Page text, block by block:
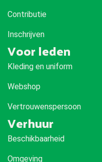
Contributie
Inschrijven
Voor leden
Kleding en uniform
Webshop
Vertrouwenspersoon
Verhuur
Beschikbaarheid
Omgeving